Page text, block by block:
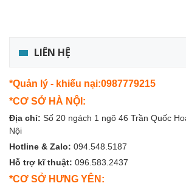
LIÊN HỆ
*Quản lý - khiếu nại:0987779215
*CƠ SỞ HÀ NỘI:
Địa chỉ: Số 20 ngách 1 ngõ 46 Trần Quốc
Nội
Hotline & Zalo: 094.548.5187
Hỗ trợ kĩ thuật: 096.583.2437
*CƠ SỞ HƯNG YÊN: